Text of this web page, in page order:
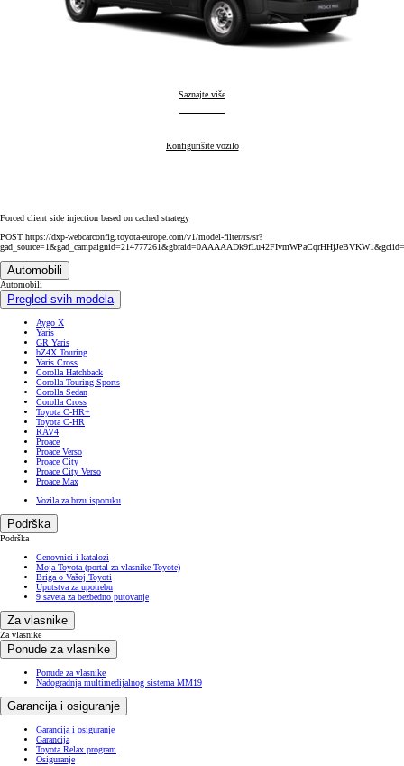
Proace Max:
Saznajte više
Proace Max:
Konfigurišite vozilo
Forced client side injection based on cached strategy
POST https://dxp-webcarconfig.toyota-europe.com/v1/model-filter/rs/sr?
Automobili
Automobili
Pregled svih modela
Aygo X
Yaris
GR Yaris
bZ4X Touring
Yaris Cross
Corolla Hatchback
Corolla Touring Sports
Corolla Sedan
Corolla Cross
Toyota C-HR+
Toyota C-HR
RAV4
Proace
Proace Verso
Proace City
Proace City Verso
Proace Max
Vozila za brzu isporuku
Podrška
Podrška
Cenovnici i katalozi
Moja Toyota (portal za vlasnike Toyote)
Briga o Vašoj Toyoti
Uputstva za upotrebu
9 saveta za bezbedno putovanje
Za vlasnike
Za vlasnike
Ponude za vlasnike
Ponude za vlasnike
Nadogradnja multimedijalnog sistema MM19
Garancija i osiguranje
Garancija i osiguranje
Garancija
Toyota Relax program
Osiguranje